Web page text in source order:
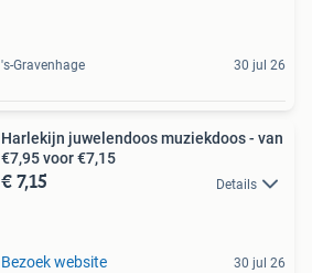
's-Gravenhage 30 jul 26
Harlekijn juwelendoos muziekdoos - van
€7,95 voor €7,15
€ 7,15 Details
Bezoek website 30 jul 26